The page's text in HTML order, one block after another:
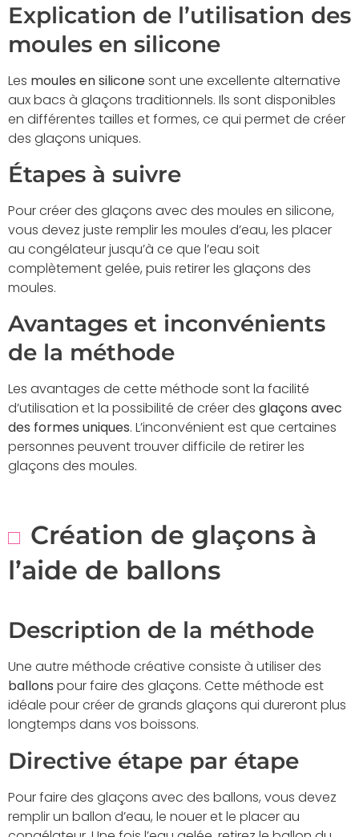
Explication de l’utilisation des
moules en silicone
Les moules en siliconesont une excellente alternative
aux bacs à glaçons traditionnels. Ils sont disponibles
en différentes tailles et formes, ce qui permet de créer
des glaçons uniques.
Étapes à suivre
Pour créer des glaçons avec des moules en silicone,
vous devez juste remplir les moules d’eau, les placer
au congélateur jusqu’à ce que l’eau soit
complètement gelée, puis retirer les glaçons des
moules.
Avantages et inconvénients
de la méthode
Les avantages de cette méthode sont la facilité
d’utilisation et la possibilité de créer des glaçons avec
des formes uniques. L’inconvénient est que certaines
personnes peuvent trouver difficile de retirer les
glaçons des moules.
Création de glaçons à
l’aide de ballons
Description de la méthode
Une autre méthode créative consiste à utiliser des
ballons pour faire des glaçons. Cette méthode est
idéale pour créer de grands glaçons qui dureront plus
longtemps dans vos boissons.
Directive étape par étape
Pour faire des glaçons avec des ballons, vous devez
remplir un ballon d’eau, le nouer et le placer au